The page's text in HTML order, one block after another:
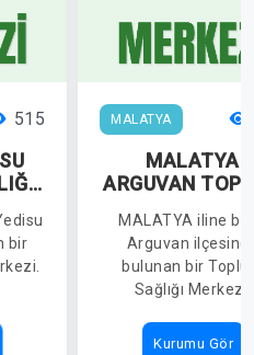
515
bir
MALATYA
MALATYA
ARGUVAN
MALATYA iline
Arguvan
bulunan bir
Sağlığı Merkezi.
Kurumu Gör